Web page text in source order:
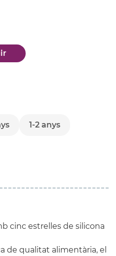
1-2 anys
cinc estrelles de silicona
de qualitat alimentària, el